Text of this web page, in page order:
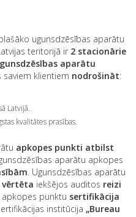
ugunsdzēsības aparātu
teritorijā ir 2 stacionārie
aparātu
saviem klientiem nodrošināt:
Latvijā.
kvalitātes prasības.
apkopes punkti atbilst
aparātu apkopes
. Ugunsdzēsības aparātu
vērtēta iekšējos auditos reizi
punktu sertifikācija
institūcija „Bureau